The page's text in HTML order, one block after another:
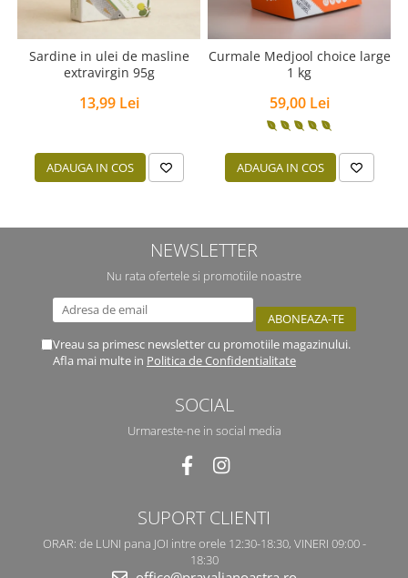
Sardine in ulei de masline
extravirgin 95g
13,99 Lei
ADAUGA IN COS
Curmale Medjool choice large
1 kg
59,00 Lei
ADAUGA IN COS
NEWSLETTER
Nu rata ofertele si promotiile noastre
Vreau sa primesc newsletter cu promotiile magazinului.
Afla mai multe in Politica de Confidentialitate
SOCIAL
Urmareste-ne in social media
SUPORT CLIENTI
ORAR: de LUNI pana JOI intre orele 12:30-18:30, VINERI 09:00 -
18:30